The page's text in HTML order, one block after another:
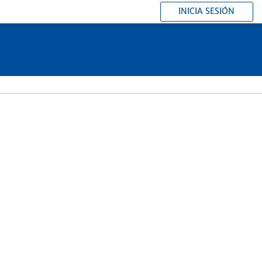
INICIA SESIÓN